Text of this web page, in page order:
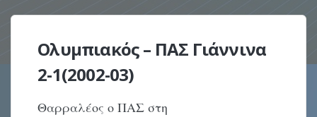
Ολυμπιακός – ΠΑΣ Γιάννινα
2-1(2002-03)
Θαρραλέος ο ΠAΣ στη